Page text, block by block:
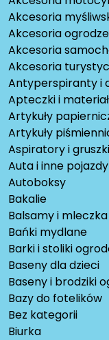
Akcesoria
Akcesoria
Akcesoria
Akcesoria
Antyperspiranty i
Apteczki i
Artykuły
Artykuły
Aspiratory i
Auta i inne
Autoboksy
Bakalie
Balsamy i mleczka
Bańki mydlane
Barki i stoliki
Baseny dla dzieci
Baseny i brodziki
Bazy do fotelików
Bez kategorii
Biurka